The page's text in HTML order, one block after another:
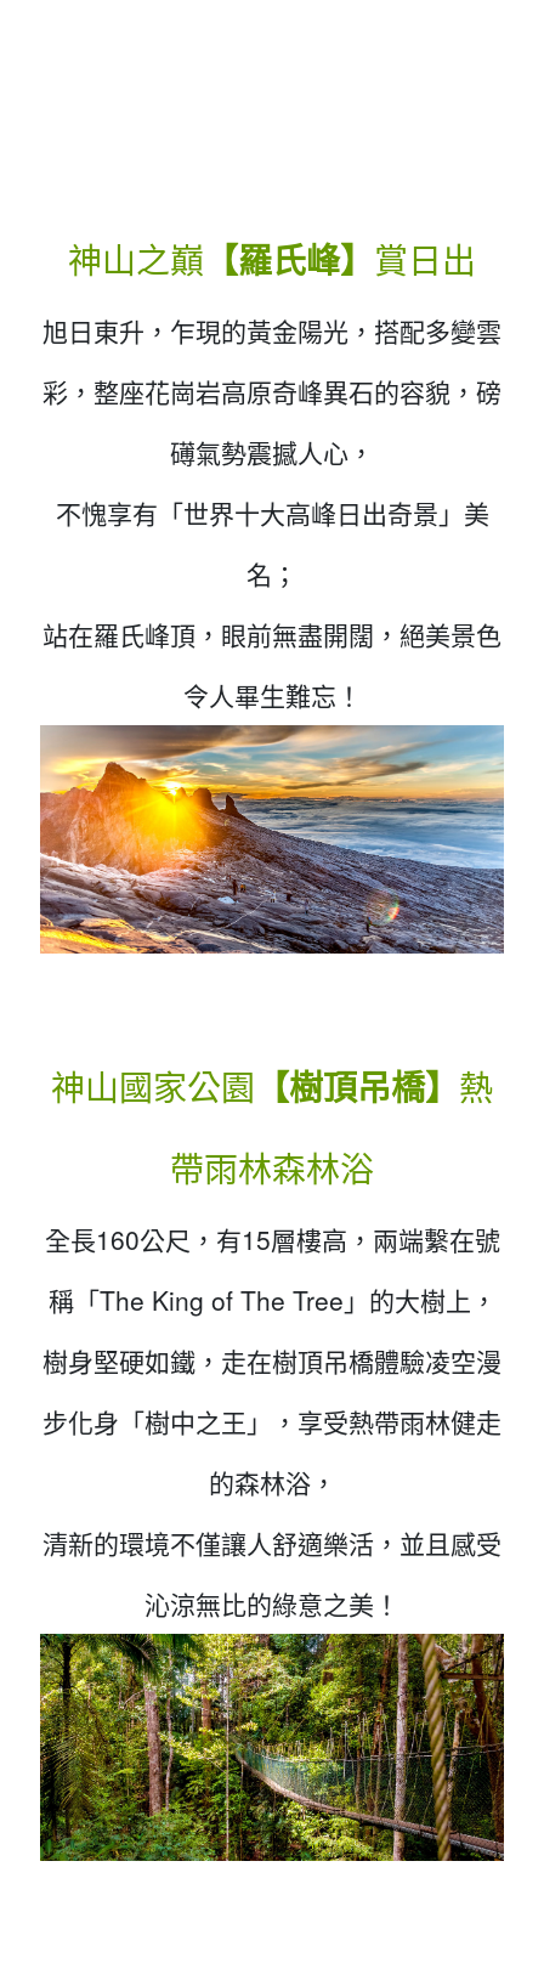
神山之巔 【羅氏峰】 賞日出
旭日東升，乍現的黃金陽光，搭配多變雲
彩，整座花崗岩高原奇峰異石的容貌，磅
礡氣勢震撼人心，
不愧享有「世界十大高峰日出奇景」美
名；
站在羅氏峰頂，眼前無盡開闊，絕美景色
令人畢生難忘！
神山國家公園 【樹頂吊橋】 熱
帶雨林森林浴
全長160公尺，有15層樓高，兩端繫在號
稱「The King of The Tree」的大樹上，
樹身堅硬如鐵，走在樹頂吊橋體驗凌空漫
步化身「樹中之王」，享受熱帶雨林健走
的森林浴，
清新的環境不僅讓人舒適樂活，並且感受
沁涼無比的綠意之美！